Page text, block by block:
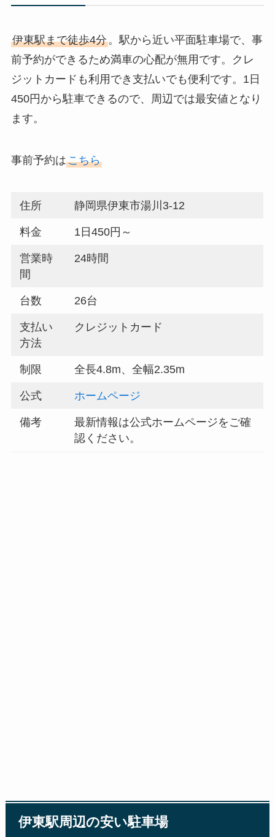
伊東駅まで徒歩4分。駅から近い平面駐車場で、事
前予約ができるため満車の心配が無用です。クレ
ジットカードも利用でき支払いでも便利です。1日
450円から駐車できるので、周辺では最安値となり
ます。
事前予約はこちら
住所 静岡県伊東市湯川3-12
料金 1日450円～
営業時
間
24時間
台数 26台
支払い
方法
クレジットカード
制限 全長4.8m、全幅2.35m
公式 ホームページ
備考
最新情報は公式ホームページをご確
認ください。
伊東駅周辺の安い駐車場